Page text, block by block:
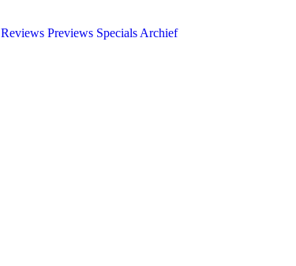
Reviews Previews Specials Archief